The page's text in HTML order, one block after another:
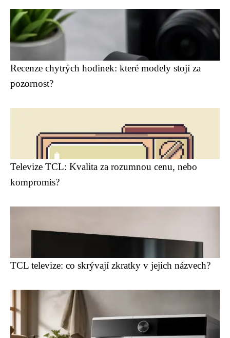
Recenze chytrých hodinek: které modely stojí za
pozornost?
Televize TCL: Kvalita za rozumnou cenu, nebo
kompromis?
TCL televize: co skrývají zkratky v jejich názvech?